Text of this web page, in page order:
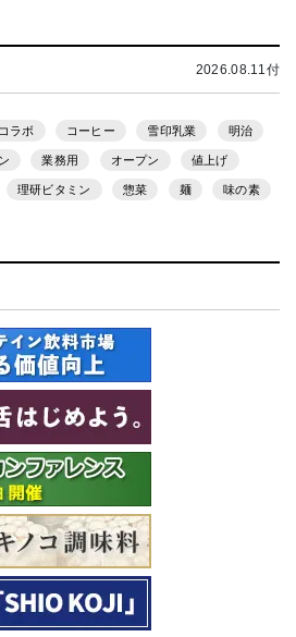
2026.08.11付
コラボ コーヒー 雪印乳業 明治
業務用 オープン 値上げ
理研ビタミン 惣菜 麺 味の素